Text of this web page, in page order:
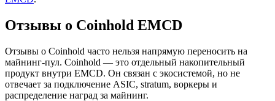
Отзывы о Coinhold EMCD
Отзывы о Coinhold часто нельзя напрямую переносить на
майнинг-пул. Coinhold — это отдельный накопительный
продукт внутри EMCD. Он связан с экосистемой, но не
отвечает за подключение ASIC, stratum, воркеры и
распределение наград за майнинг.